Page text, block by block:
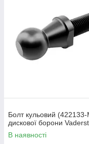
Болт кульовий
дискової борони
В наявності